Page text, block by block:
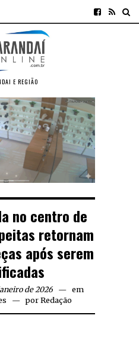
E REGIÃO
no centro de
retornam
após serem
de 2026
em
por Redação